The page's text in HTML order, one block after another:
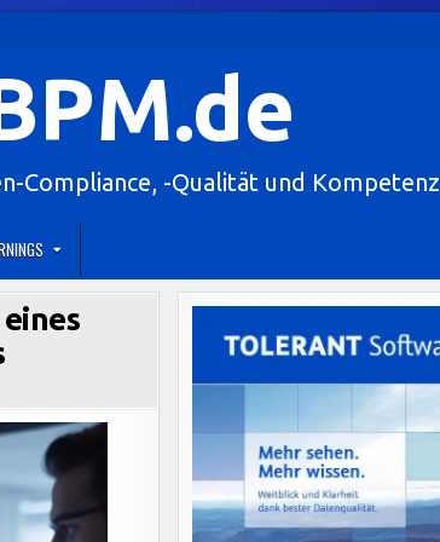
Compliance, -Qualität und Kompetenz